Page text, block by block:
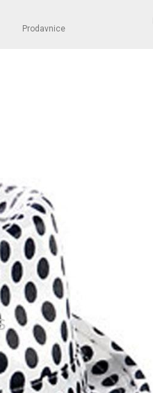
Prodavnice